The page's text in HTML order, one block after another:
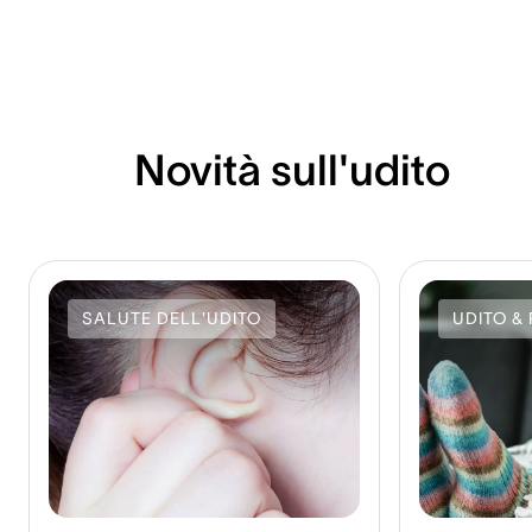
Novità sull'udito
SALUTE DELL'UDITO UDITO &